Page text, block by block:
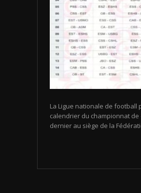
La Ligue nationale de
calendrier du championnat de
dernier au siège de la